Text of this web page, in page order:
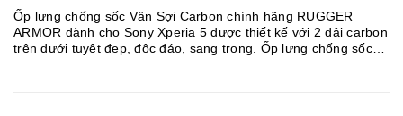
Ốp lưng chống sốc Vân Sợi Carbon chính hãng RUGGER
ARMOR dành cho Sony Xperia 5 được thiết kế với 2 dải carbon
trên dưới tuyệt đẹp, độc đáo, sang trọng. Ốp lưng chống sốc